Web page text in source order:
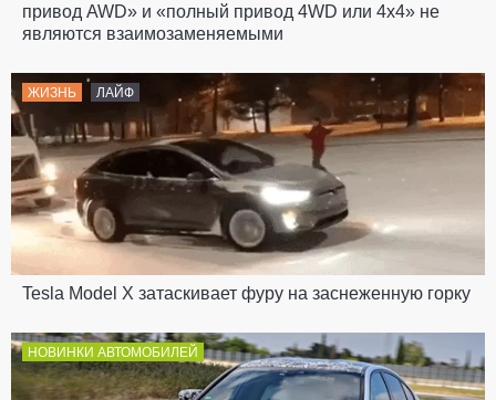
привод AWD» и «полный привод 4WD или 4х4» не
являются взаимозаменяемыми
ЖИЗНЬ ЛАЙФ
Tesla Model X затаскивает фуру на заснеженную горку
НОВИНКИ АВТОМОБИЛЕЙ